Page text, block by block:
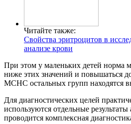
Читайте также:
Свойства эритроцитов в
анализе крови
При этом у маленьких детей норма
ниже этих значений и повышаться
МСНС остальных групп находятся
Для диагностических целей
используются отдельные результаты
проводится комплексная